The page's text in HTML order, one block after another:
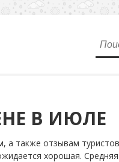
В ИЮЛЕ
а также отзывам
хорошая.